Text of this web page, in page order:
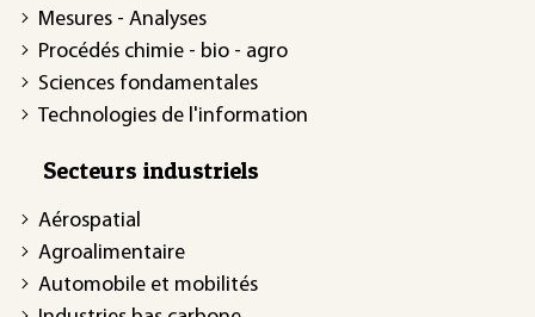
Mesures - Analyses
Procédés chimie - bio - agro
Sciences fondamentales
Technologies de l'information
Secteurs industriels
Aérospatial
Agroalimentaire
Automobile et mobilités